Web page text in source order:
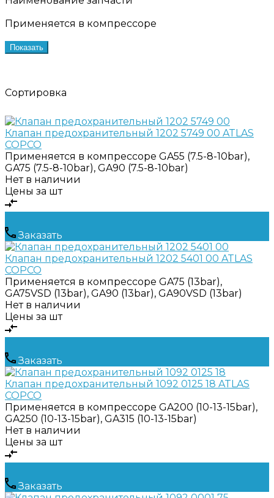
Применяется в компрессоре
Показать
Сортировка
Клапан предохранительный 1202 5749 00 ATLAS
COPCO
Применяется в компрессоре GA55 (7.5-8-10bar),
GA75 (7.5-8-10bar), GA90 (7.5-8-10bar)
Нет в наличии
Цены за шт
Заказать
Клапан предохранительный 1202 5401 00 ATLAS
COPCO
Применяется в компрессоре GA75 (13bar),
GA75VSD (13bar), GA90 (13bar), GA90VSD (13bar)
Нет в наличии
Цены за шт
Заказать
Клапан предохранительный 1092 0125 18 ATLAS
COPCO
Применяется в компрессоре GA200 (10-13-15bar),
GA250 (10-13-15bar), GA315 (10-13-15bar)
Нет в наличии
Цены за шт
Заказать